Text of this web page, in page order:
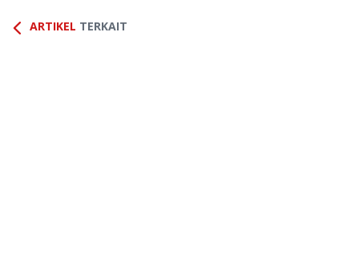
ARTIKEL TERKAIT